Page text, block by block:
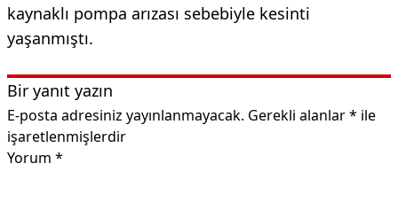
kaynaklı pompa arızası sebebiyle kesinti
yaşanmıştı.
Bir yanıt yazın
E-posta adresiniz yayınlanmayacak. Gerekli alanlar* ile
işaretlenmişlerdir
Yorum *